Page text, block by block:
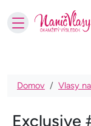
Omrvinka
Domov Vlasy
Exclusive